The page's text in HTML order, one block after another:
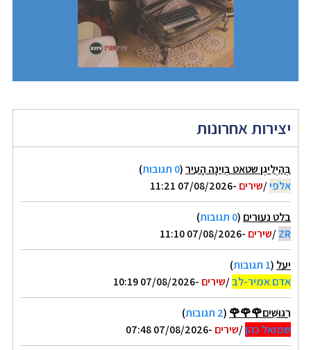
יצירות אחרונות
בְּהַיְלִיגֶן שטאט בְּוִינָה הָעִיר(0 תגובות
)
אלפי/שירים -07/08/2026 11:21
בלט נעורים (0 תגובות
)
ZR
/שירים -07/08/2026 11:10
יעל (1 תגובות
)
אדם אמיר-לב/שירים -07/08/2026 10:19
רִגּוּשִׁים🌹🌹🌹 (2 תגובות
)
שמואל כהן/שירים -07/08/2026 07:48